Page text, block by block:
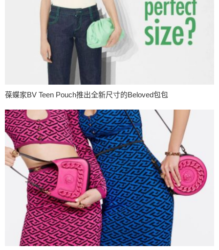
葆蝶家BV Teen Pouch推出全新尺寸的Beloved包包